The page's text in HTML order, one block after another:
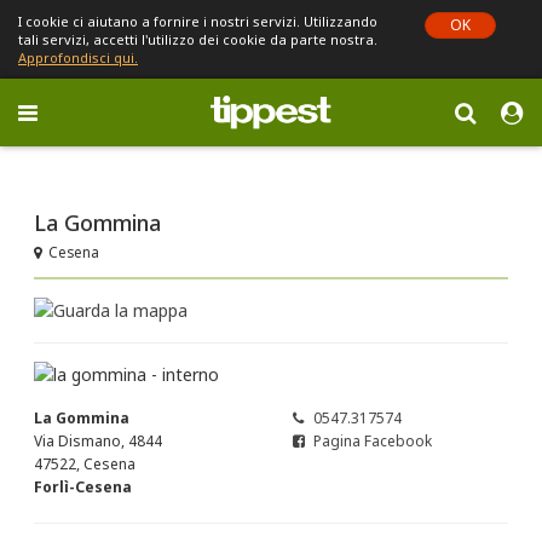
I cookie ci aiutano a fornire i nostri servizi. Utilizzando
tali servizi, accetti l'utilizzo dei cookie da parte nostra.
Approfondisci qui.
OK
Toggle
navigation
La Gommina
Cesena
La Gommina
Via Dismano, 4844
47522, Cesena
Forlì-Cesena
0547.317574
Pagina Facebook